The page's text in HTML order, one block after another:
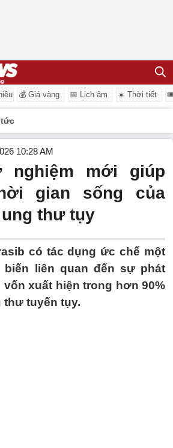
💰 Giá vàng 📅 Lịch âm ☀️ Thời tiết
10:28 AM
nghiệm mới giúp
gian sống của
thư tụy
có tác dụng ức chế một
biến liên quan đến sự phát
vốn xuất hiện trong hơn 90%
tuyến tụy.